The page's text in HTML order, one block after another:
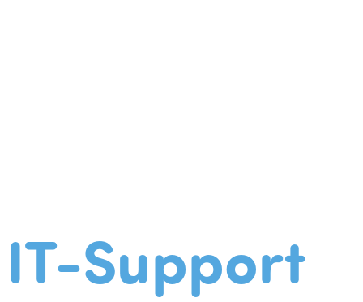
IT-Support